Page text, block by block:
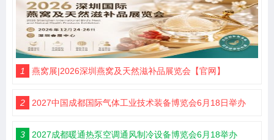
1 燕窝展|2026深圳燕窝及天然滋补品展览会【官网】
2 2027中国成都国际气体工业技术装备博览会6月18日举办
3 2027成都暖通热泵空调通风制冷设备博览会6月18举办